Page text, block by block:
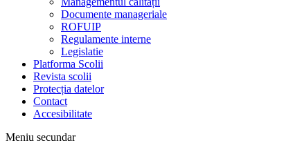
Documente manageriale
ROFUIP
Regulamente interne
Legislatie
Platforma Scolii
Revista scolii
Protecția datelor
Contact
Accesibilitate
Meniu secundar